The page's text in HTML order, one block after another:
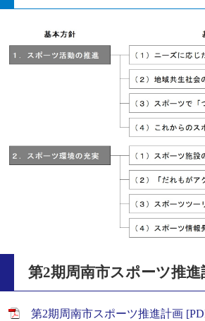
第2期周南市スポーツ推進
第2期周南市スポーツ推進計画